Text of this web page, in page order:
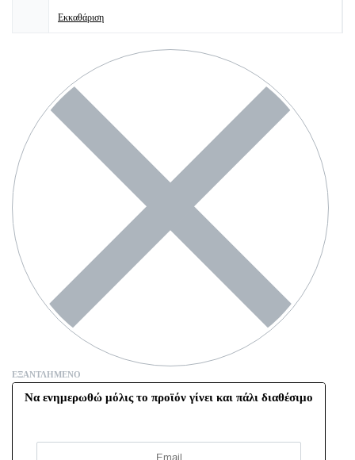
Εκκαθάριση
ΕΞΑΝΤΛΗΜΈΝΟ
Να ενημερωθώ μόλις το προϊόν γίνει και πάλι διαθέσιμο